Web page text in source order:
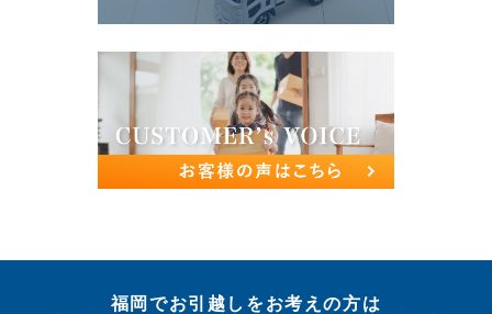
福岡でお引越しをお考えの方は